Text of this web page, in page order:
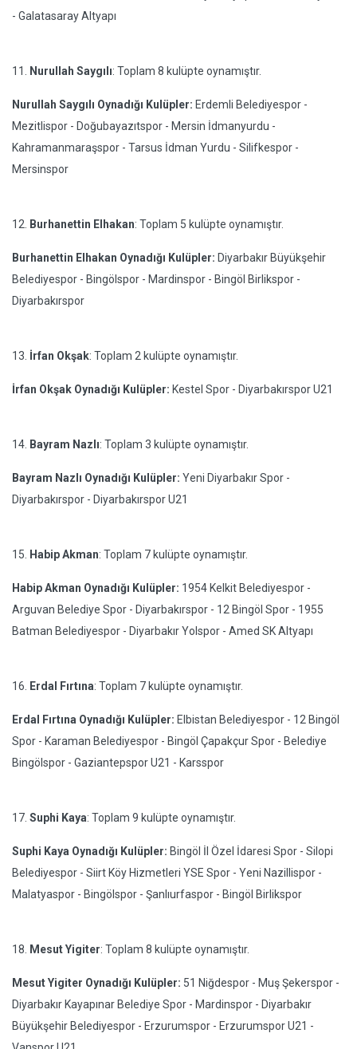
- Galatasaray Altyapı
11. Nurullah Saygılı: Toplam 8 kulüpte oynamıştır.
Nurullah Saygılı Oynadığı Kulüpler: Erdemli Belediyespor -
Mezitlispor - Doğubayazıtspor - Mersin İdmanyurdu -
Kahramanmaraşspor - Tarsus İdman Yurdu - Silifkespor -
Mersinspor
12. Burhanettin Elhakan: Toplam 5 kulüpte oynamıştır.
Burhanettin Elhakan Oynadığı Kulüpler: Diyarbakır Büyükşehir
Belediyespor - Bingölspor - Mardinspor - Bingöl Birlikspor -
Diyarbakırspor
13. İrfan Okşak: Toplam 2 kulüpte oynamıştır.
İrfan Okşak Oynadığı Kulüpler: Kestel Spor - Diyarbakırspor U21
14. Bayram Nazlı: Toplam 3 kulüpte oynamıştır.
Bayram Nazlı Oynadığı Kulüpler: Yeni Diyarbakır Spor -
Diyarbakırspor - Diyarbakırspor U21
15. Habip Akman: Toplam 7 kulüpte oynamıştır.
Habip Akman Oynadığı Kulüpler: 1954 Kelkit Belediyespor -
Arguvan Belediye Spor - Diyarbakırspor - 12 Bingöl Spor - 1955
Batman Belediyespor - Diyarbakır Yolspor - Amed SK Altyapı
16. Erdal Fırtına: Toplam 7 kulüpte oynamıştır.
Erdal Fırtına Oynadığı Kulüpler: Elbistan Belediyespor - 12 Bingöl
Spor - Karaman Belediyespor - Bingöl Çapakçur Spor - Belediye
Bingölspor - Gaziantepspor U21 - Karsspor
17. Suphi Kaya: Toplam 9 kulüpte oynamıştır.
Suphi Kaya Oynadığı Kulüpler: Bingöl İl Özel İdaresi Spor - Silopi
Belediyespor - Siirt Köy Hizmetleri YSE Spor - Yeni Nazillispor -
Malatyaspor - Bingölspor - Şanlıurfaspor - Bingöl Birlikspor
18. Mesut Yigiter: Toplam 8 kulüpte oynamıştır.
Mesut Yigiter Oynadığı Kulüpler: 51 Niğdespor - Muş Şekerspor -
Diyarbakır Kayapınar Belediye Spor - Mardinspor - Diyarbakır
Büyükşehir Belediyespor - Erzurumspor - Erzurumspor U21 -